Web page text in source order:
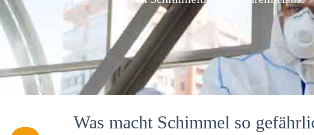
Was macht Schimmel so